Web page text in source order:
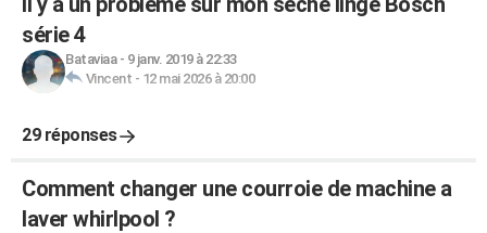
série 4
Bataviaa- 9 janv. 2019 à 22:33
Vincent - 12 mai 2026 à 20:00
29 réponses
Comment changer une courroie de machine a
laver whirlpool ?